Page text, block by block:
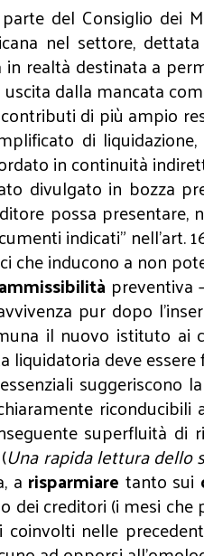
parte del Consiglio dei
nel settore,
in realtà destinata a
dalla mancata
di più ampio
di
in continuità
divulgato in bozza
possa
indicati” nell’art.
che inducono a non
ammissibilità preventiva
pur dopo
il nuovo istituto ai
liquidatoria deve
suggeriscono
superfluità
Una rapida lettura dello
a risparmiare tanto sui
dei creditori (i mesi
coinvolti nelle